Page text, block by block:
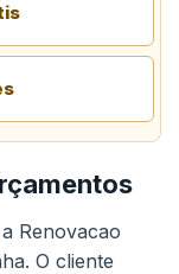
Renovacao
O cliente